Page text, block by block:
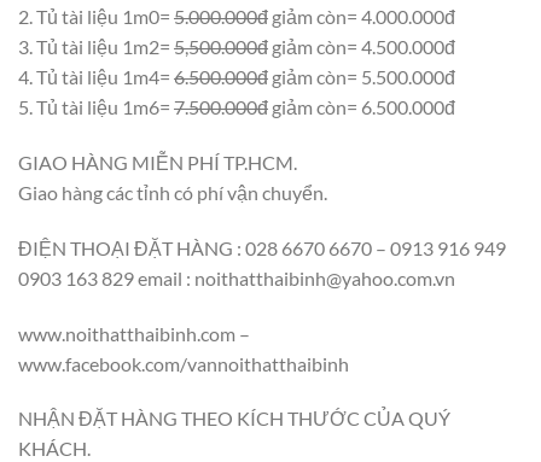
2. Tủ tài liệu 1m0= 5.000.000đ giảm còn= 4.000.000đ
3. Tủ tài liệu 1m2= 5,500.000đ giảm còn= 4.500.000đ
4. Tủ tài liệu 1m4= 6.500.000đ giảm còn= 5.500.000đ
5. Tủ tài liệu 1m6= 7.500.000đ giảm còn= 6.500.000đ
GIAO HÀNG MIỄN PHÍ TP.HCM.
Giao hàng các tỉnh có phí vận chuyển.
ĐIỆN THOẠI ĐẶT HÀNG : 028 6670 6670 – 0913 916 949
0903 163 829 email : noithatthaibinh@yahoo.com.vn
www.noithatthaibinh.com –
www.facebook.com/vannoithatthaibinh
NHẬN ĐẶT HÀNG THEO KÍCH THƯỚC CỦA QUÝ
KHÁCH.